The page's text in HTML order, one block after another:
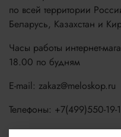
по всей территории
Беларусь, Казахстан и
Часы работы интернет-
18.00 по будням
E-mail: zakaz@meloskop.ru
Телефоны: +7(499)550-